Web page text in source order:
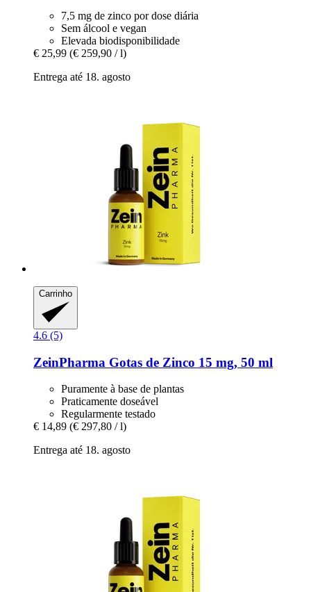
7,5 mg de zinco por dose diária
Sem álcool e vegan
Elevada biodisponibilidade
€ 25,99 (€ 259,90 / l)
Entrega até 18. agosto
Carrinho
4.6 (5)
ZeinPharma Gotas de Zinco 15 mg, 50 ml
Puramente à base de plantas
Praticamente doseável
Regularmente testado
€ 14,89 (€ 297,80 / l)
Entrega até 18. agosto